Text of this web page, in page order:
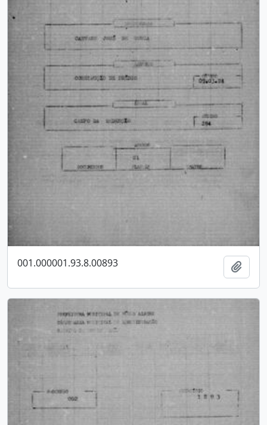
001.000001.93.8.00893